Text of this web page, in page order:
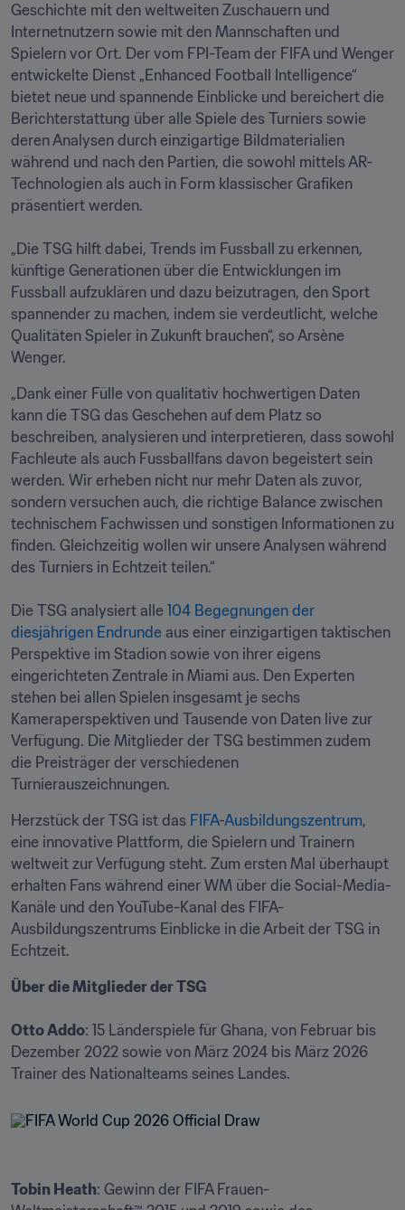
Geschichte mit den weltweiten Zuschauern und
Internetnutzern sowie mit den Mannschaften und
Spielern vor Ort. Der vom FPI-Team der FIFA und Wenger
entwickelte Dienst „Enhanced Football Intelligence“
bietet neue und spannende Einblicke und bereichert die
Berichterstattung über alle Spiele des Turniers sowie
deren Analysen durch einzigartige Bildmaterialien
während und nach den Partien, die sowohl mittels AR-
Technologien als auch in Form klassischer Grafiken
präsentiert werden.
„Die TSG hilft dabei, Trends im Fussball zu erkennen,
künftige Generationen über die Entwicklungen im
Fussball aufzuklären und dazu beizutragen, den Sport
spannender zu machen, indem sie verdeutlicht, welche
Qualitäten Spieler in Zukunft brauchen“, so Arsène
Wenger.
„Dank einer Fülle von qualitativ hochwertigen Daten
kann die TSG das Geschehen auf dem Platz so
beschreiben, analysieren und interpretieren, dass sowohl
Fachleute als auch Fussballfans davon begeistert sein
werden. Wir erheben nicht nur mehr Daten als zuvor,
sondern versuchen auch, die richtige Balance zwischen
technischem Fachwissen und sonstigen Informationen zu
finden. Gleichzeitig wollen wir unsere Analysen während
des Turniers in Echtzeit teilen.“
Die TSG analysiert alle 104 Begegnungen der
diesjährigen Endrunde aus einer einzigartigen taktischen
Perspektive im Stadion sowie von ihrer eigens
eingerichteten Zentrale in Miami aus. Den Experten
stehen bei allen Spielen insgesamt je sechs
Kameraperspektiven und Tausende von Daten live zur
Verfügung. Die Mitglieder der TSG bestimmen zudem
die Preisträger der verschiedenen
Turnierauszeichnungen.
Herzstück der TSG ist das FIFA-Ausbildungszentrum,
eine innovative Plattform, die Spielern und Trainern
weltweit zur Verfügung steht. Zum ersten Mal überhaupt
erhalten Fans während einer WM über die Social-Media-
Kanäle und den YouTube-Kanal des FIFA-
Ausbildungszentrums Einblicke in die Arbeit der TSG in
Echtzeit.
Über die Mitglieder der TSG
Otto Addo: 15 Länderspiele für Ghana, von Februar bis
Dezember 2022 sowie von März 2024 bis März 2026
Trainer des Nationalteams seines Landes.
Tobin Heath: Gewinn der FIFA Frauen-